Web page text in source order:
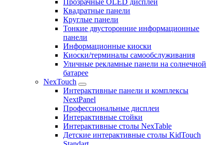
Квадратные панели
Круглые панели
Тонкие двусторонние информационные
панели
Информационные киоски
Киоски/терминалы самообслуживания
Уличные рекламные панели на солнечной
батарее
NexTouch
Интерактивные панели и комплексы
NextPanel
Профессиональные дисплеи
Интерактивные стойки
Интерактивные столы NexTable
Детские интерактивные столы KidTouch